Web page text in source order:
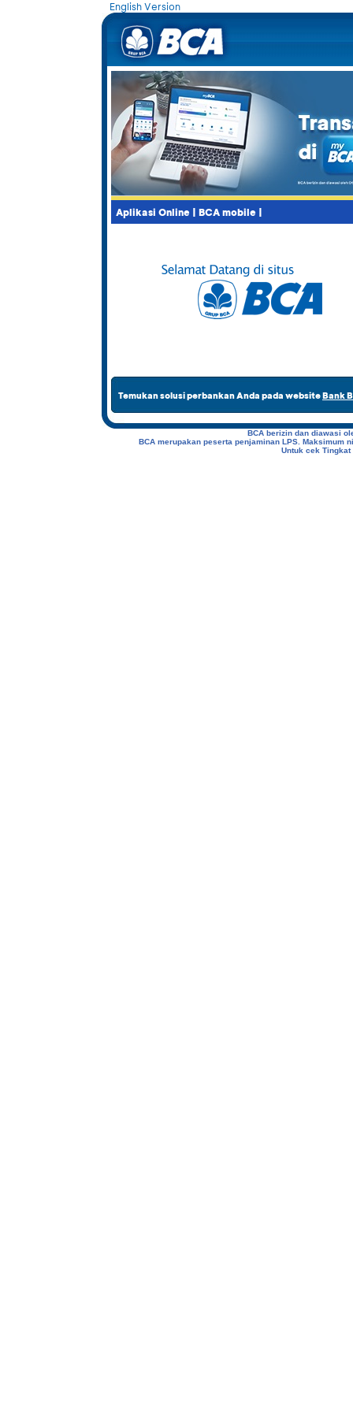
English Version
Aplikasi Online | BCA mobile |
Temukan solusi perbankan Anda pada websiteBank
BCA berizin dan diawasi
BCA merupakan peserta penjaminan LPS. Maksimum
Untuk cek